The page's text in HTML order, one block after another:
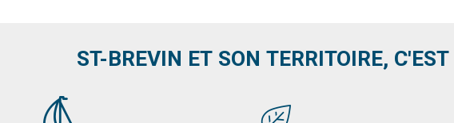
ST-BREVIN ET SON TERRITOIRE,